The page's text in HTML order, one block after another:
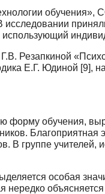
использующий
Резапкиной
Е.Г. Юдиной [9],
форму обучения,
Благоприятная
В группе учителей,
особая
нередко